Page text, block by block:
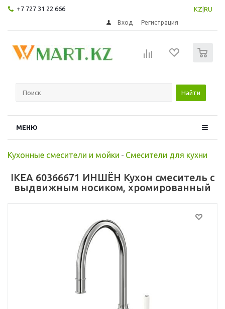
+7 727 31 22 666 KZ RU
Вход Регистрация
Найти
МЕНЮ
Кухонные смесители и мойки - Смесители для кухни
IKEA 60366671 ИНШЁН Кухон смеситель с
выдвижным носиком, хромированный